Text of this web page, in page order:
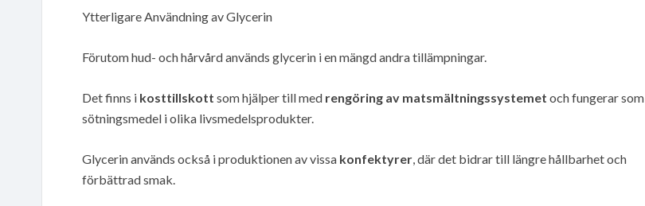
Ytterligare Användning av Glycerin
Förutom hud- och hårvård används glycerin i en mängd andra tillämpningar.
Det finns i kosttillskott som hjälper till med rengöring av matsmältningssystemet och fungerar som
sötningsmedel i olika livsmedelsprodukter.
Glycerin används också i produktionen av vissa konfektyrer, där det bidrar till längre hållbarhet och
förbättrad smak.